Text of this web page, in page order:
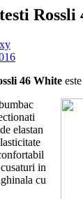
Rossli
46 White
elastan
in
cu